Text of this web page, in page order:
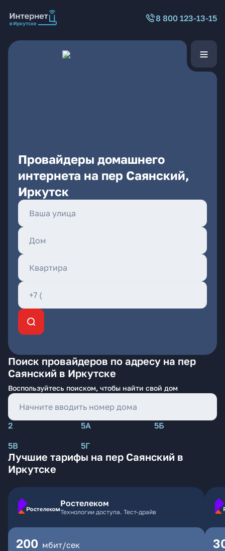
8 800 123-13-15
Провайдеры домашнего
интернета на пер Саянский,
Иркутск
Поиск провайдеров по адресу на пер
Саянский в Иркутске
Воспользуйтесь поиском, чтобы найти свой дом
2 5А
5Б
5В
5Г
Лучшие тарифы на пер Саянский в
Иркутске
Ростелеком
Технологии доступа. Тест-драйв
200 мбит/сек